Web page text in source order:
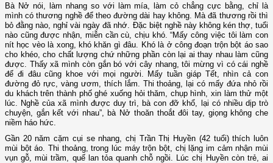
Bà Nở nói, làm nhang so với làm mía, làm cỏ chẳng cực bằng, chỉ là
mình có thương nghề để theo đường dài hay không. Mà đã thương rồi thì
bỏ đằng nào, nghỉ vài ngày đã nhớ. Đặc biệt nghề này không kén thợ, tuổi
nào cũng được nhận, miễn cần cù, chịu khó. “Mấy công việc tôi làm con
nít học vèo là xong, khó khăn gì đâu. Khó là ở công đoạn trộn bột áo sao
cho khéo, cho chất lượng chứ những phần còn lại ai thay nhau làm cũng
được. Thấy xã mình còn gắn bó với cây nhang, tôi mừng vì có cái nghề
để đi đâu cũng khoe với mọi người. Mấy tuần giáp Tết, nhìn cả con
đường đỏ rực, vàng ươm, thích lắm. Thi thoảng, lại có mấy đứa nhỏ rồi
du khách trên thành phố ghé xuống hỏi thăm, chụp hình, xin làm thử một
lúc. Nghề của xã mình được duy trì, bà con đỡ khổ, lại có nhiều dịp trò
chuyện, gắn kết với nhau”, bà Nở thoăn thoắt đôi tay, giọng không che
niềm háo hức.
Gần 20 năm cặm cụi se nhang, chị Trần Thị Huyền (42 tuổi) thích luôn
mùi bột áo. Thi thoảng, trong lúc máy trộn bột, chị lặng im cảm nhận mùi
vụn gỗ, mùi trầm, quế lan tỏa quanh chỗ ngồi. Lúc chị Huyền còn trẻ, ai